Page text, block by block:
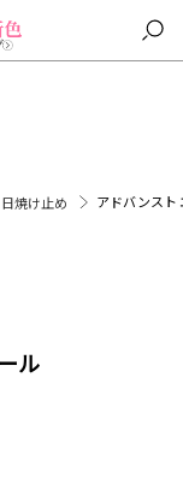
日焼け止め アドバンスト
ル